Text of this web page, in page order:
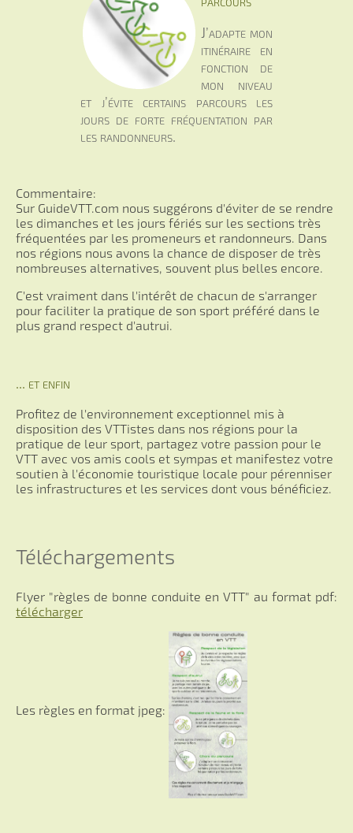
J’adapte mon
itinéraire en
fonction de
mon niveau
et j’évite certains parcours les
jours de forte fréquentation par
les randonneurs.
Commentaire:
Sur GuideVTT.com nous suggérons d'éviter de se rendre
les dimanches et les jours fériés sur les sections très
fréquentées par les promeneurs et randonneurs. Dans
nos régions nous avons la chance de disposer de très
nombreuses alternatives, souvent plus belles encore.
C'est vraiment dans l'intérêt de chacun de s'arranger
pour faciliter la pratique de son sport préféré dans le
plus grand respect d'autrui.
... et enfin
Profitez de l'environnement exceptionnel mis à
disposition des VTTistes dans nos régions pour la
pratique de leur sport, partagez votre passion pour le
VTT avec vos amis cools et sympas et manifestez votre
soutien à l'économie touristique locale pour pérenniser
les infrastructures et les services dont vous bénéficiez.
Téléchargements
Flyer "règles de bonne conduite en VTT" au format pdf:
télécharger
Les règles en format jpeg: